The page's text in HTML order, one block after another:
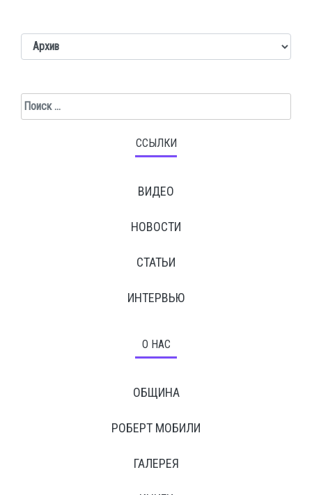
ССЫЛКИ
ВИДЕО
НОВОСТИ
СТАТЬИ
ИНТЕРВЬЮ
О НАС
ОБЩИНА
РОБЕРТ МОБИЛИ
ГАЛЕРЕЯ